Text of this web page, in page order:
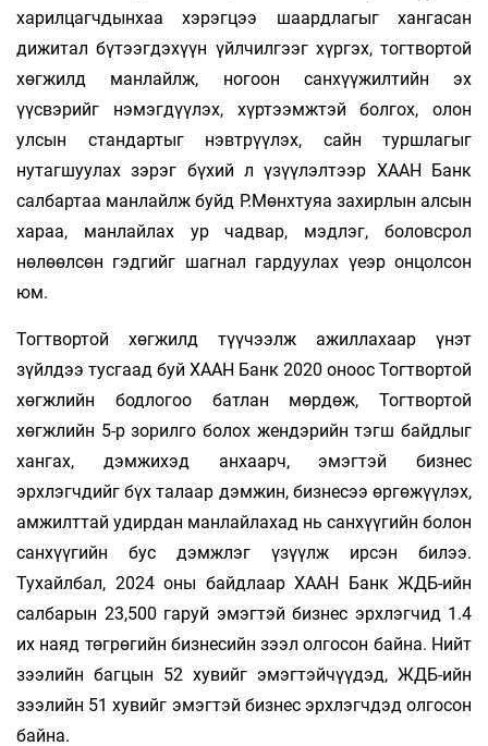
харилцагчдынхаа хэрэгцээ шаардлагыг хангасан
дижитал бүтээгдэхүүн үйлчилгээг хүргэх, тогтвортой
хөгжилд манлайлж, ногоон санхүүжилтийн эх
үүсвэрийг нэмэгдүүлэх, хүртээмжтэй болгох, олон
улсын стандартыг нэвтрүүлэх, сайн туршлагыг
нутагшуулах зэрэг бүхий л үзүүлэлтээр ХААН Банк
салбартаа манлайлж буйд Р.Мөнхтуяа захирлын алсын
хараа, манлайлах ур чадвар, мэдлэг, боловсрол
нөлөөлсөн гэдгийг шагнал гардуулах үеэр онцолсон
юм.
Тогтвортой хөгжилд түүчээлж ажиллахаар үнэт
зүйлдээ тусгаад буй ХААН Банк 2020 оноос Тогтвортой
хөгжлийн бодлогоо батлан мөрдөж, Тогтвортой
хөгжлийн 5-р зорилго болох жендэрийн тэгш байдлыг
хангах, дэмжихэд анхаарч, эмэгтэй бизнес
эрхлэгчдийг бүх талаар дэмжин, бизнесээ өргөжүүлэх,
амжилттай удирдан манлайлахад нь санхүүгийн болон
санхүүгийн бус дэмжлэг үзүүлж ирсэн билээ.
Тухайлбал, 2024 оны байдлаар ХААН Банк ЖДБ-ийн
салбарын 23,500 гаруй эмэгтэй бизнес эрхлэгчид 1.4
их наяд төгрөгийн бизнесийн зээл олгосон байна. Нийт
зээлийн багцын 52 хувийг эмэгтэйчүүдэд, ЖДБ-ийн
зээлийн 51 хувийг эмэгтэй бизнес эрхлэгчдэд олгосон
байна.